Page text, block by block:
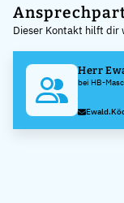
+
−
Dieser Kontakt hilft dir
Herr
bei HB-